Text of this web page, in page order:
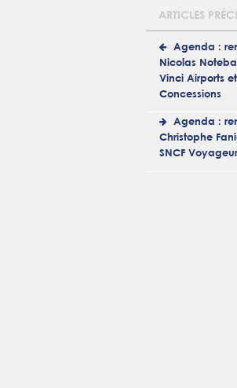
ARTICLES
Agenda :
Nicolas
Vinci Airports
Concessions
Agenda :
Christophe
SNCF